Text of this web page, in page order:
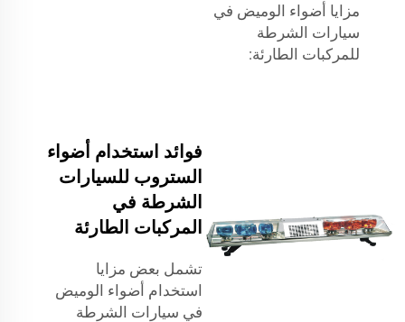
مزايا أضواء الوميض في
سيارات الشرطة
للمركبات الطارئة:
فوائد استخدام أضواء
الستروب للسيارات
الشرطة في
المركبات الطارئة
تشمل بعض مزايا
استخدام أضواء الوميض
في سيارات الشرطة